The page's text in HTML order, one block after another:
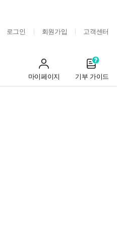
로그인 회원가입 고객센터
마이페이지 기부 가이드